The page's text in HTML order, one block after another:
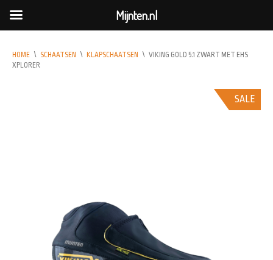
HOME \ SCHAATSEN \ KLAPSCHAATSEN \ VIKING GOLD 5.1 ZWART MET EHS
XPLORER
SALE
Mijnten.nl